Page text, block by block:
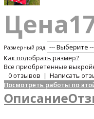
Цена
Размерный ряд
Как подобрать размер?
Все приобретенные
0 отзывов | Написать
Посмотреть работы по
Описание